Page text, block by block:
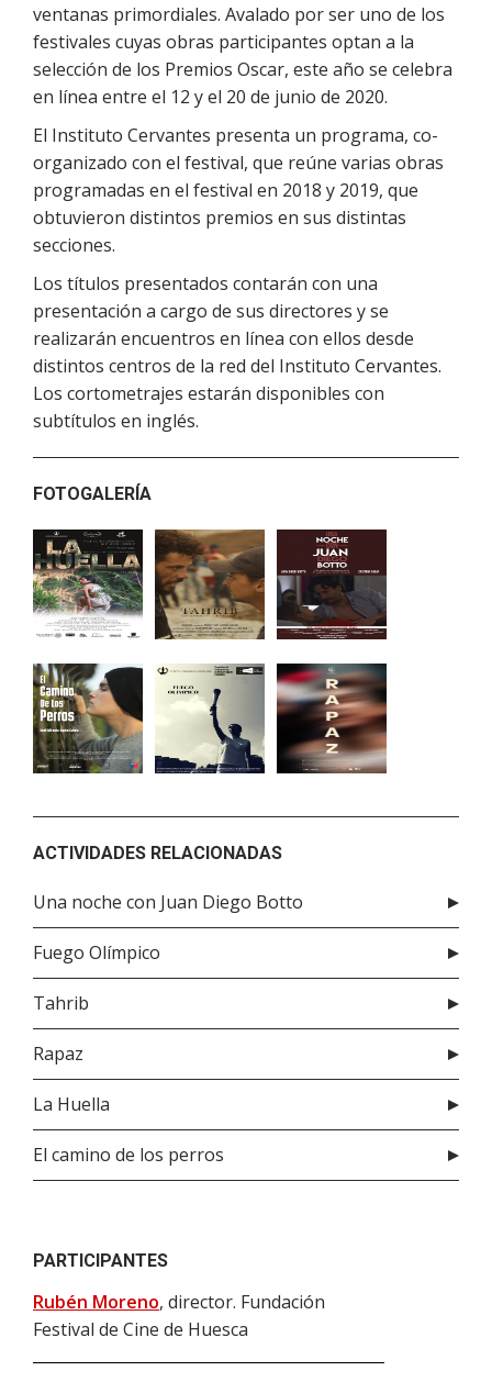
ventanas primordiales. Avalado por ser uno de los
festivales cuyas obras participantes optan a la
selección de los Premios Oscar, este año se celebra
en línea entre el 12 y el 20 de junio de 2020.
El Instituto Cervantes presenta un programa, co-
organizado con el festival, que reúne varias obras
programadas en el festival en 2018 y 2019, que
obtuvieron distintos premios en sus distintas
secciones.
Los títulos presentados contarán con una
presentación a cargo de sus directores y se
realizarán encuentros en línea con ellos desde
distintos centros de la red del Instituto Cervantes.
Los cortometrajes estarán disponibles con
subtítulos en inglés.
FOTOGALERÍA
ACTIVIDADES RELACIONADAS
Una noche con Juan Diego Botto
Fuego Olímpico
Tahrib
Rapaz
La Huella
El camino de los perros
PARTICIPANTES
Rubén Moreno, director. Fundación
Festival de Cine de Huesca